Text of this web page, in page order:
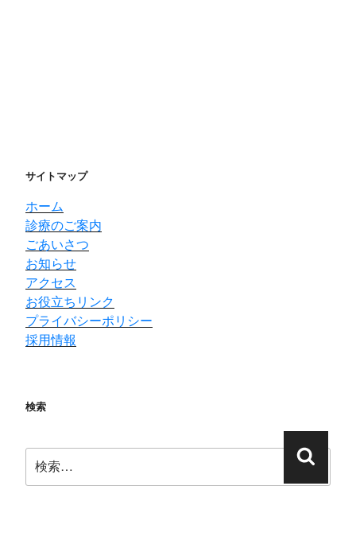
サイトマップ
ホーム
診療のご案内
ごあいさつ
お知らせ
アクセス
お役立ちリンク
プライバシーポリシー
採用情報
検索